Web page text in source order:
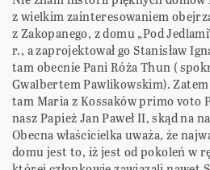
z wielkim zainteresowaniem
z Zakopanego, z domu „Pod
r., a zaprojektował go Stanisław
tam obecnie Pani Róża Thun (
Gwalbertem Pawlikowskim). Zatem
tam Maria z Kossaków primo voto
nasz Papież Jan Paweł II, skąd na
Obecna właścicielka uważa, że
domu jest to, iż jest od pokoleń w